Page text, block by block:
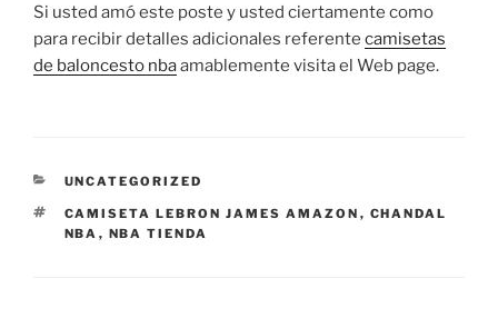
Si usted amó este poste y usted ciertamente como
para recibir detalles adicionales referente camisetas
de baloncesto nbaamablemente visita el Web page.
CATEGORÍAS
UNCATEGORIZED
ETIQUETAS
CAMISETA LEBRON JAMES AMAZON , CHANDAL
NBA , NBA TIENDA